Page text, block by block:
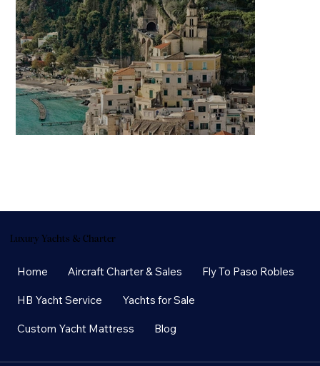
Home Aircraft Charter & Sales Fly To Paso Robles
HB Yacht Service Yachts for Sale
Custom Yacht Mattress Blog
Luxury Yachts & Charter